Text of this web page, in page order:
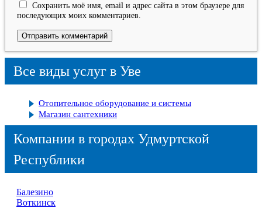
Сохранить моё имя, email и адрес сайта в этом браузере для
последующих моих комментариев.
Все виды услуг в Уве
Отопительное оборудование и системы
Магазин сантехники
Компании в городах Удмуртской
Республики
Балезино
Воткинск